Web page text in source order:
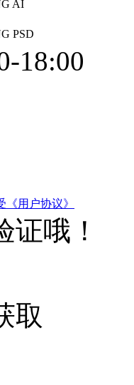
AI
PSD
18:00
用户协议》
哦！
取